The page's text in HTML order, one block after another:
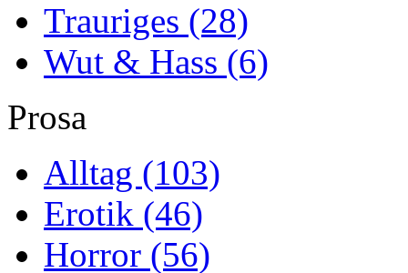
Trauriges (28)
Wut & Hass (6)
Prosa
Alltag (103)
Erotik (46)
Horror (56)